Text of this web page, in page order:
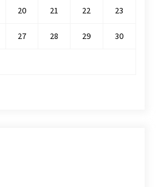
20 21 22 23
27 28 29 30